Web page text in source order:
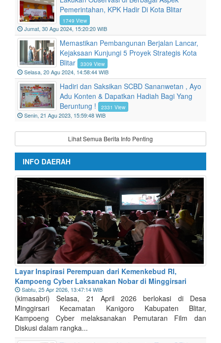
Lakukan Observasi di Berbagai Aspek
Pemerintahan, KPK Hadir Di Kota Blitar
1749 View
Jumat, 30 Agu 2024, 15:20:20 WIB
Memastikan Pembangunan Berjalan Lancar,
Kejaksaan Kunjungi 5 Proyek Strategis Kota
Blitar
3309 View
Selasa, 20 Agu 2024, 14:58:44 WIB
Hadiri dan Saksikan SCBD Sananwetan , Ayo
Adu Konten & Dapatkan Hadiah Bagi Yang
Beruntung !
2331 View
Lihat Semua Berita Info Penting
INFO DAERAH
Layar Inspirasi Perempuan dari Kemenkebud RI,
Kampoeng Cyber Laksanakan Nobar di Minggirsari
Sabtu, 25 Apr 2026, 13:47:14 WIB
(kimasabri) Selasa, 21 April 2026 berlokasi di Desa
Minggirsari Kecamatan Kanigoro Kabupaten Blitar,
Kampoeng Cyber melaksanakan Pemutaran Film dan
Diskusi dalam rangka...